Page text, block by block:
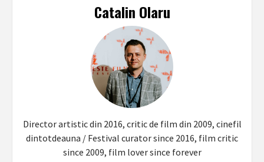
Catalin Olaru
Director artistic din 2016, critic de film din 2009, cinefil
dintotdeauna / Festival curator since 2016, film critic
since 2009, film lover since forever